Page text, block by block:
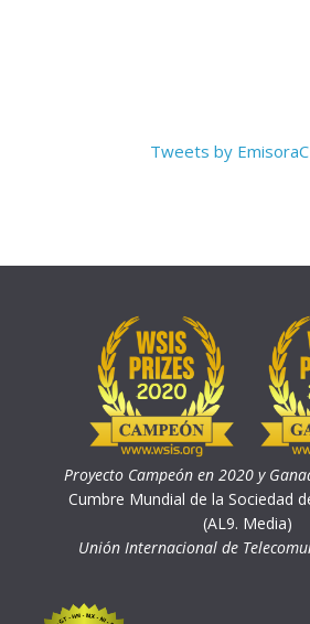
Tweets by
Proyecto Campeón en 2020 y
Cumbre Mundial de la Sociedad
(AL9. Media)
Unión Internacional de